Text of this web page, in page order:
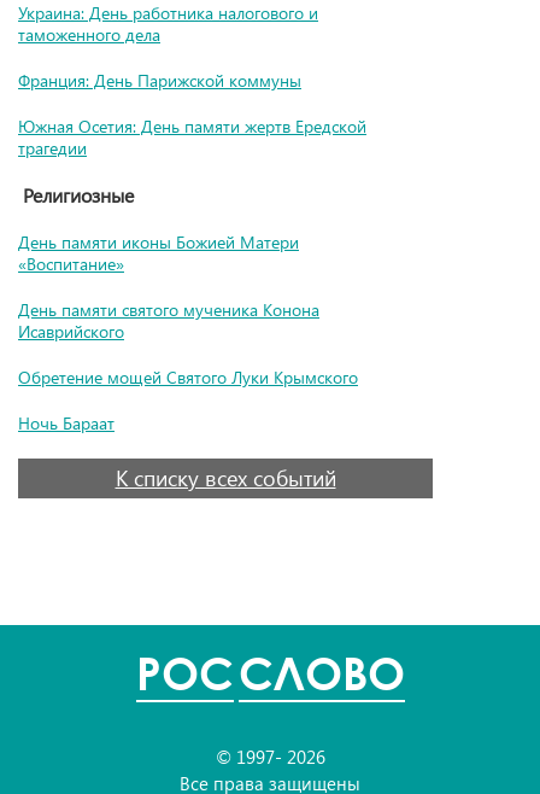
Украина: День работника налогового и
таможенного дела
Франция: День Парижской коммуны
Южная Осетия: День памяти жертв Ередской
трагедии
Религиозные
День памяти иконы Божией Матери
«Воспитание»
День памяти святого мученика Конона
Исаврийского
Обретение мощей Святого Луки Крымского
Ночь Бараат
К списку всех событий
POCСЛОВО
© 1997- 2026
Все права защищены